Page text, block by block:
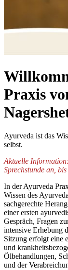
Praxis
Ayurveda ist das
selbst.
Aktuelle
Sprechstunde an,
In der Ayurveda
Wissen des
sachgerechte
einer ersten
Gespräch, Fragen
intensive Erhebung
Sitzung erfolgt eine
und
Ölbehandlungen,
und der